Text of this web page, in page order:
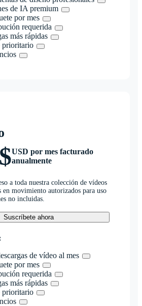
de IA premium
por mes
requerida
más rápidas
prioritario
USD por mes facturado
anualmente
a toda nuestra colección de vídeos
en movimiento autorizados para uso
no incluidas.
Suscríbete ahora
de vídeo al mes
por mes
requerida
más rápidas
prioritario